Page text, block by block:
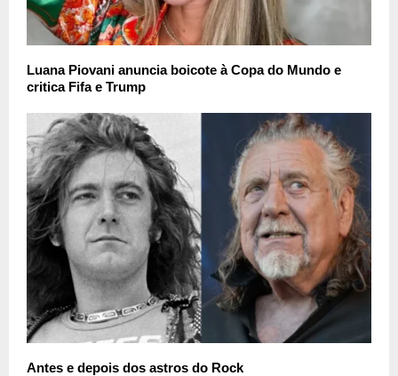
Luana Piovani anuncia boicote à Copa do Mundo e
critica Fifa e Trump
Antes e depois dos astros do Rock